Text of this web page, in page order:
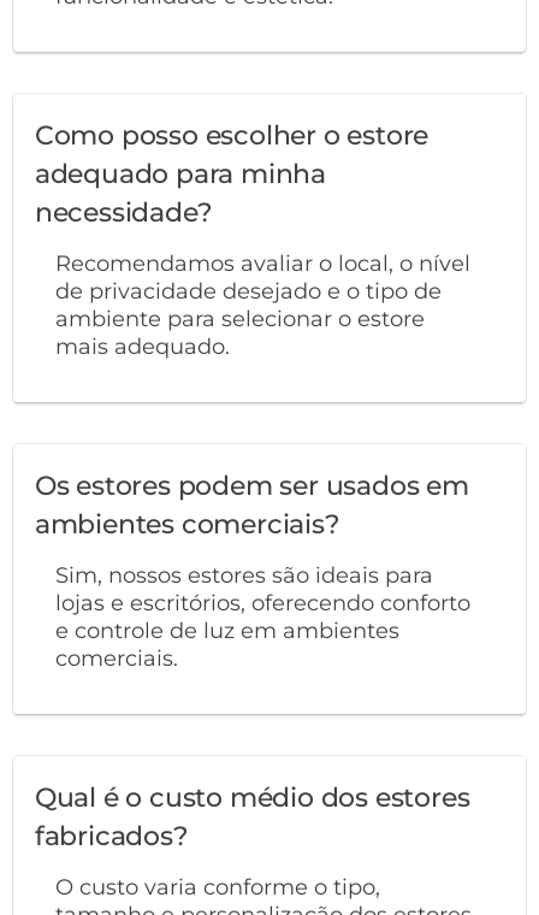
Como posso escolher o estore
adequado para minha
necessidade?
Recomendamos avaliar o local, o nível
de privacidade desejado e o tipo de
ambiente para selecionar o estore
mais adequado.
Os estores podem ser usados em
ambientes comerciais?
Sim, nossos estores são ideais para
lojas e escritórios, oferecendo conforto
e controle de luz em ambientes
comerciais.
Qual é o custo médio dos estores
fabricados?
O custo varia conforme o tipo,